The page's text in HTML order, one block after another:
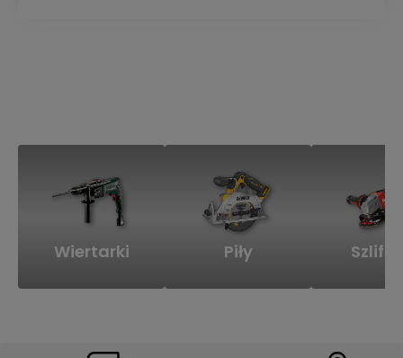
Wiertarki Piły